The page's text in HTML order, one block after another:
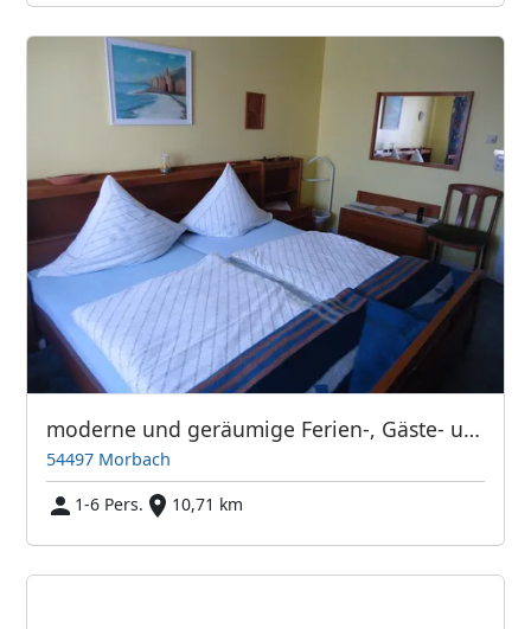
moderne und geräumige Ferien-, Gäste- und Monteurswohnung
54497 Morbach
1-6 Pers.
10,71 km